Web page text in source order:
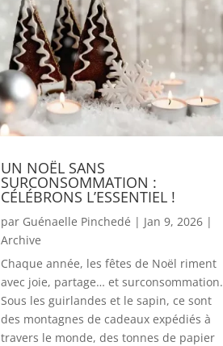
UN NOËL SANS
SURCONSOMMATION :
CÉLÉBRONS L’ESSENTIEL !
par Guénaelle Pinchedé | Jan 9, 2026|
Archive
Chaque année, les fêtes de Noël riment
avec joie, partage… et surconsommation.
Sous les guirlandes et le sapin, ce sont
des montagnes de cadeaux expédiés à
travers le monde, des tonnes de papier